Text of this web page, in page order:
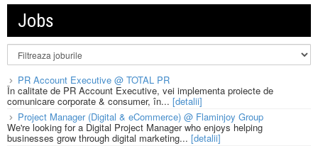
Jobs
PR Account Executive @ TOTAL PR
În calitate de PR Account Executive, vei implementa proiecte de
comunicare corporate & consumer, în... [detalii]
Project Manager (Digital & eCommerce) @ Flaminjoy Group
We're looking for a Digital Project Manager who enjoys helping
businesses grow through digital marketing... [detalii]